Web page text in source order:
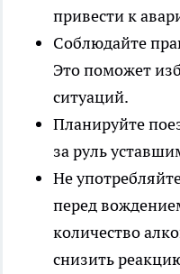
привести к
Соблюдайте
Это поможет
ситуаций.
Планируйте
за руль
Не
перед
количество
снизить